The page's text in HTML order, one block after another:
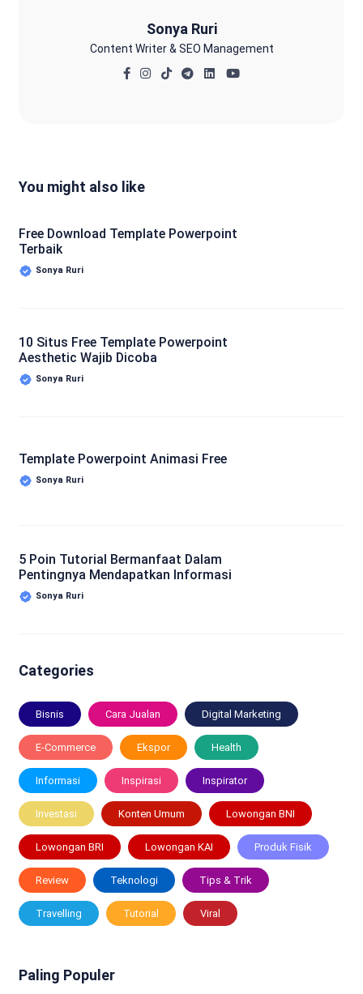
Sonya Ruri
Content Writer & SEO Management
You might also like
Free Download Template Powerpoint
Terbaik
Sonya Ruri
10 Situs Free Template Powerpoint
Aesthetic Wajib Dicoba
Sonya Ruri
Template Powerpoint Animasi Free
Sonya Ruri
5 Poin Tutorial Bermanfaat Dalam
Pentingnya Mendapatkan Informasi
Sonya Ruri
Categories
Bisnis Cara Jualan Digital Marketing
E-Commerce Ekspor Health
Informasi Inspirasi Inspirator
Investasi Konten Umum Lowongan BNI
Lowongan BRI Lowongan KAI Produk Fisik
Review Teknologi Tips & Trik
Travelling Tutorial Viral
Paling Populer